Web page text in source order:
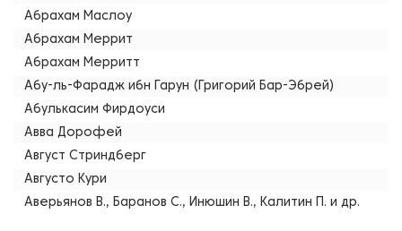
Абрахам Маслоу
Абрахам Меррит
Абрахам Мерритт
Абу-ль-Фарадж ибн Гарун (Григорий Бар-Эбрей)
Абулькасим Фирдоуси
Авва Дорофей
Август Стриндберг
Августо Кури
Аверьянов В., Баранов С., Инюшин В., Калитин П. и др.